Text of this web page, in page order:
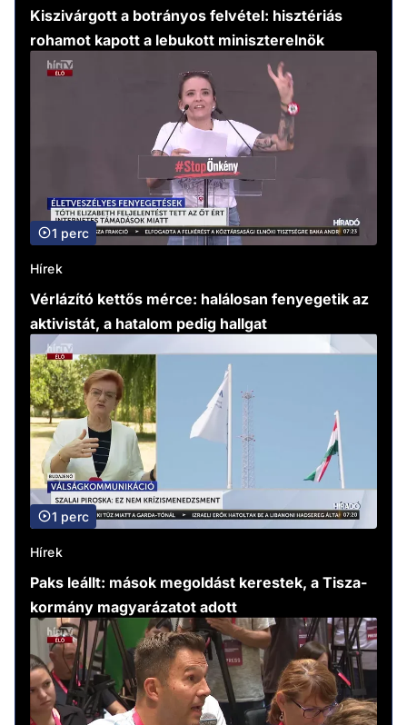
Kiszivárgott a botrányos felvétel: hisztériás
rohamot kapott a lebukott miniszterelnök
1 perc
Hírek
Vérlázító kettős mérce: halálosan fenyegetik az
aktivistát, a hatalom pedig hallgat
1 perc
Hírek
Paks leállt: mások megoldást kerestek, a Tisza-
kormány magyarázatot adott